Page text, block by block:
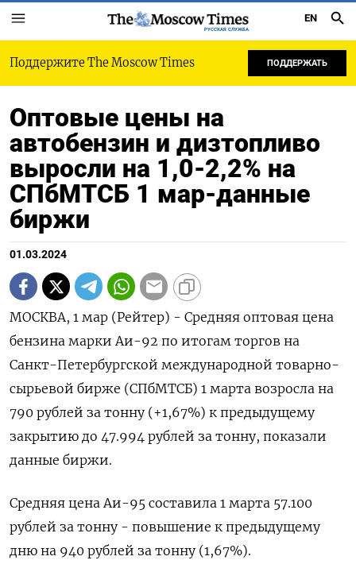
РУССКАЯ СЛУЖБА
EN
Поддержите The Moscow Times ПОДДЕРЖАТЬ
Оптовые цены на
автобензин и дизтопливо
выросли на 1,0-2,2% на
СПбМТСБ 1 мар-данные
биржи
01.03.2024
МОСКВА, 1 мар (Рейтер) - Средняя оптовая цена
бензина марки Аи-92 по итогам торгов на
Санкт-Петербургской международной товарно-
сырьевой бирже (СПбМТСБ) 1 марта возросла на
790 рублей за тонну (+1,67%) к предыдущему
закрытию до 47.994 рублей за тонну, показали
данные биржи.
Средняя цена Аи-95 составила 1 марта 57.100
рублей за тонну - повышение к предыдущему
дню на 940 рублей за тонну (1,67%).